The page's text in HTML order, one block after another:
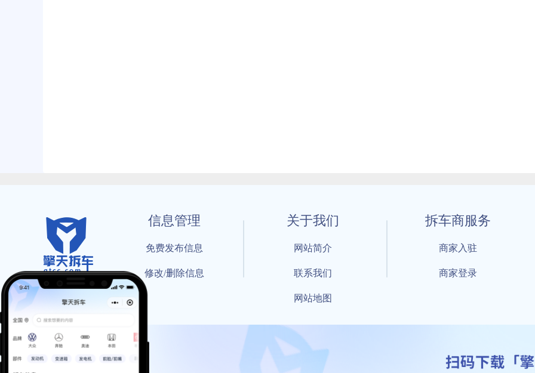
信息管理
免费发布信息
修改/删除信息
关于我们
网站简介
联系我们
网站地图
拆车商服务
商家入驻
商家登录
© 2021 By 擎天拆车-买卖拆车件，擎天拆车好省快 All Rights Reserved
工信部备案号：鲁ICP备18021004号-17 公安部备案号： 鲁公网安备